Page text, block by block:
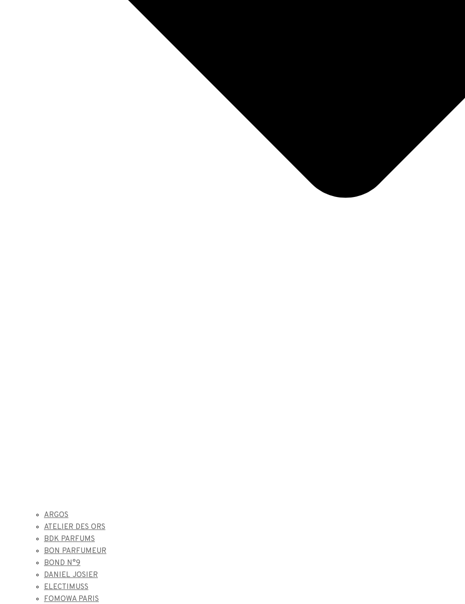
ARGOS
ATELIER DES ORS
BDK PARFUMS
BON PARFUMEUR
BOND N°9
DANIEL JOSIER
ELECTIMUSS
FOMOWA PARIS